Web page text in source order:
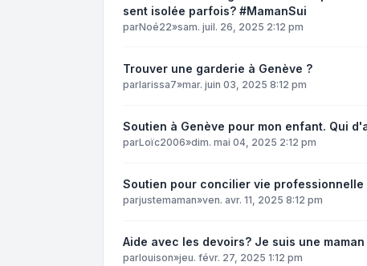
sent isolée parfois? #MamanSui
parNoé22»sam. juil. 26, 2025 2:12 pm
Trouver une garderie à Genève ?
parlarissa7»mar. juin 03, 2025 8:12 pm
Soutien à Genève pour mon enfant. Qui
parLoïc2006»dim. mai 04, 2025 2:12 pm
Soutien pour concilier vie professionnelle
parjustemaman»ven. avr. 11, 2025 8:12 pm
Aide avec les devoirs? Je suis une
parlouison»jeu. févr. 27, 2025 1:12 pm